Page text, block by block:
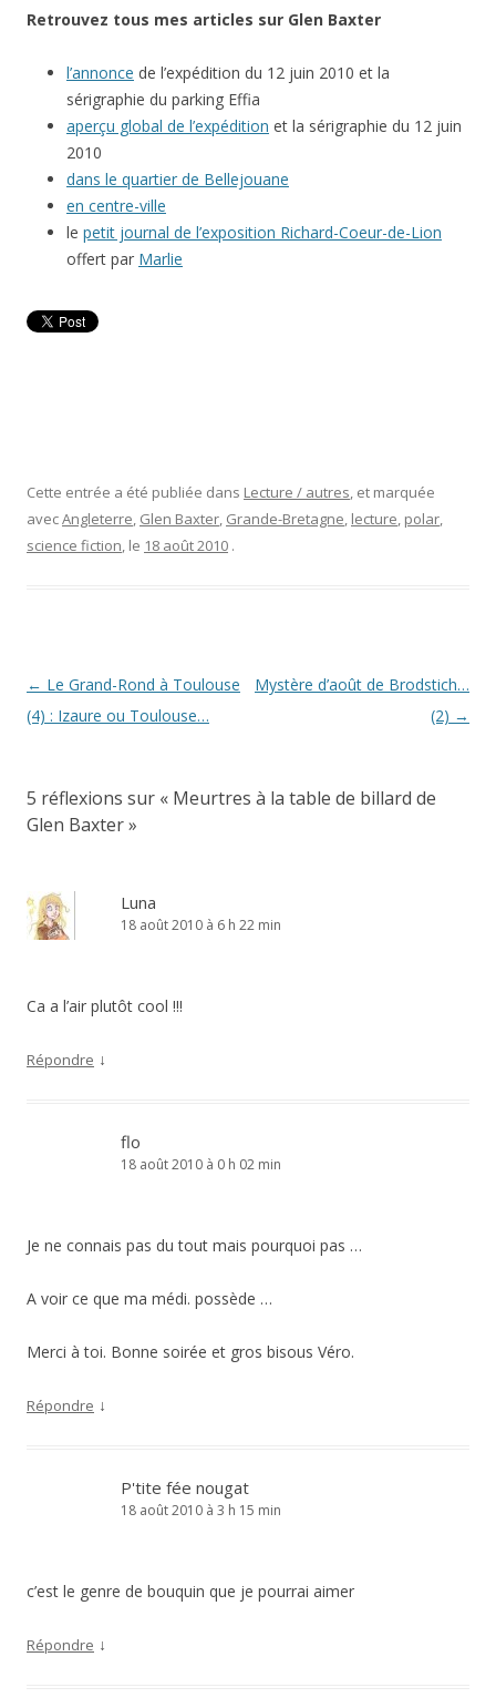
Retrouvez tous mes articles sur Glen Baxter
l’annonce de l’expédition du 12 juin 2010 et la
sérigraphie du parking Effia
aperçu global de l’expédition et la sérigraphie du 12 juin
2010
dans le quartier de Bellejouane
en centre-ville
le petit journal de l’exposition Richard-Coeur-de-Lion
offert par Marlie
Cette entrée a été publiée dans Lecture / autres, et marquée
avecAngleterre, Glen Baxter, Grande-Bretagne, lecture, polar,
science fiction, le 18 août 2010 .
Navigation
des
← Le Grand-Rond à Toulouse
(4) : Izaure ou Toulouse…
Mystère d’août de Brodstich…
(2) →
5 réflexions sur « Meurtres à la table de billard de
Glen Baxter»
Luna
18 août 2010 à 6 h 22 min
Ca a l’air plutôt cool !!!
Répondre ↓
flo
18 août 2010 à 0 h 02 min
Je ne connais pas du tout mais pourquoi pas …
A voir ce que ma médi. possède …
Merci à toi. Bonne soirée et gros bisous Véro.
Répondre ↓
P'tite fée nougat
18 août 2010 à 3 h 15 min
c’est le genre de bouquin que je pourrai aimer
Répondre ↓